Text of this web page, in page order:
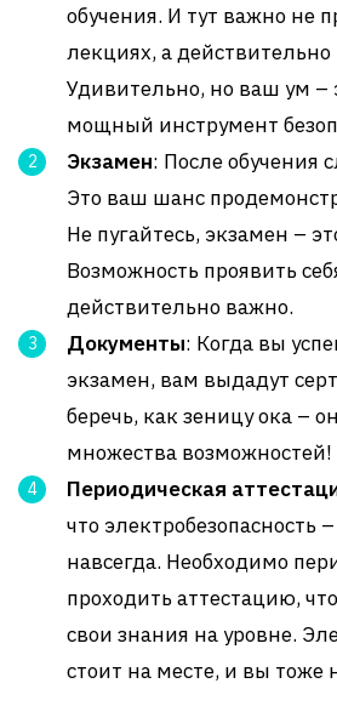
обучения. И тут важно не
лекциях, а
Удивительно, но ваш ум –
мощный инструмент
Экзамен: После обучения
Это ваш шанс
Не пугайтесь, экзамен –
Возможность проявить
действительно важно.
Документы: Когда вы
экзамен, вам выдадут
беречь, как зеницу ока –
множества возможностей!
Периодическая
что электробезопасность
навсегда. Необходимо
проходить аттестацию,
свои знания на уровне.
стоит на месте, и вы